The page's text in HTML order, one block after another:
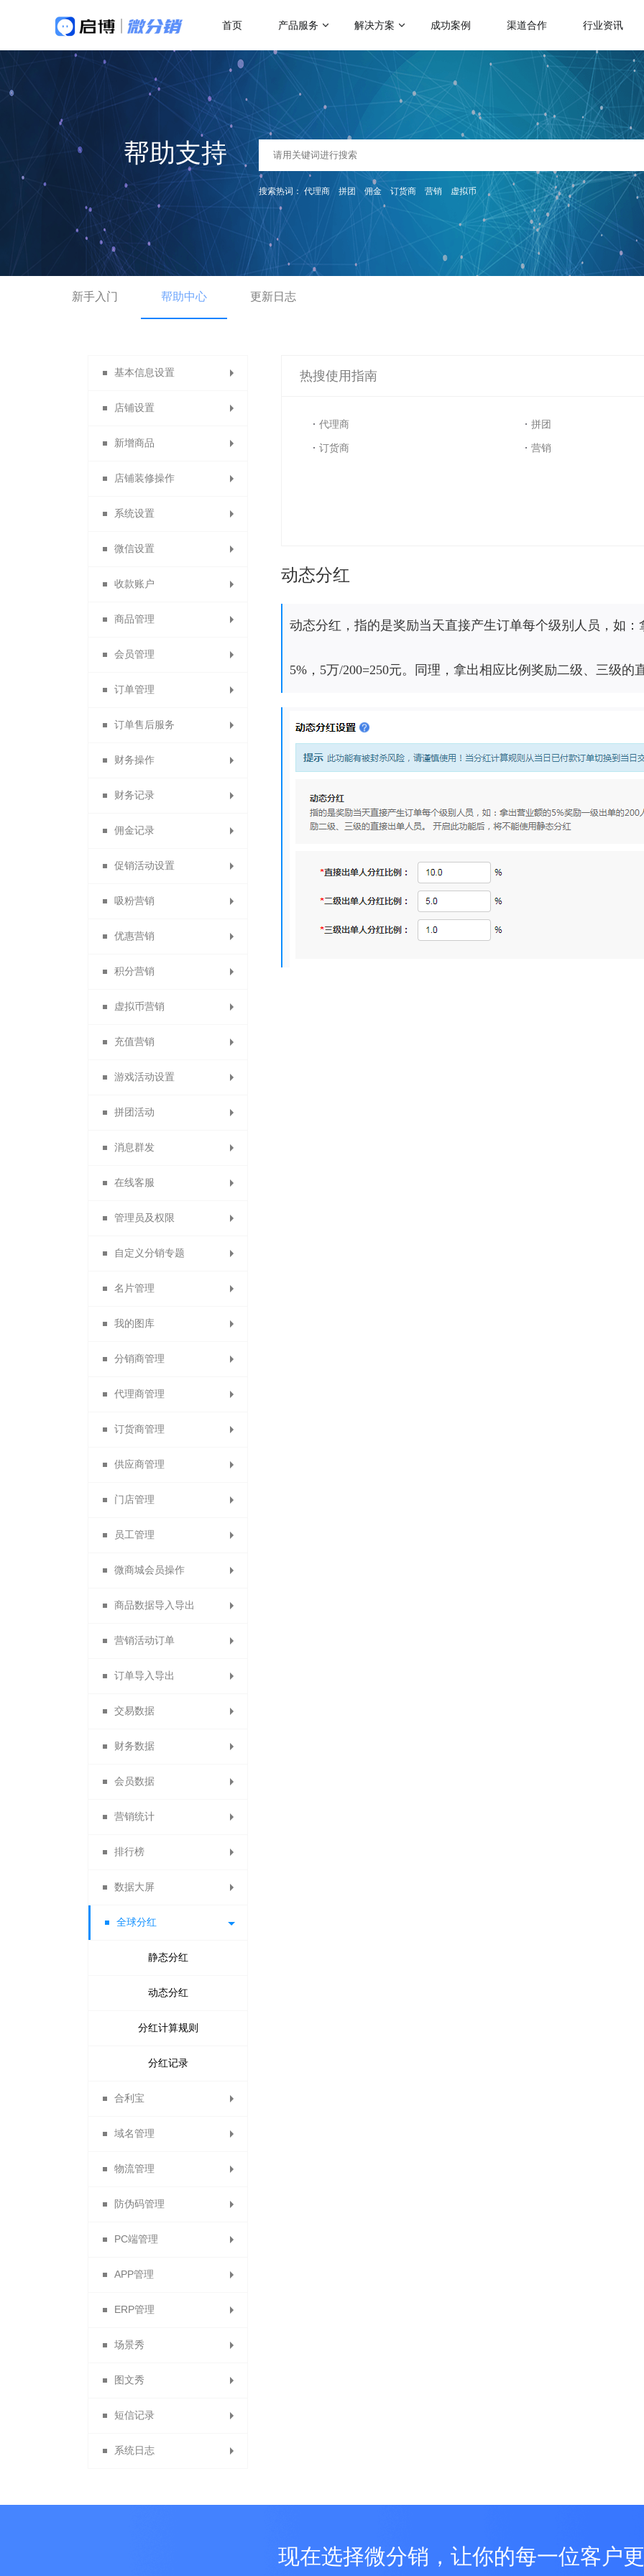
首页 产品服务 解决方案 成功案例 渠道合作 行业资讯
做社交电商，找启博
微分销
快速搭建微信分销商城
分销小程序
专注裂变的分销小程序
直播分销
私域直播分销带货系统
视频号直播
抢占视频号流量阵地
二级分销 会员营销
代理分销 满额包邮
多人拼团
积分商城 砍价
云仓礼包
社区团购 周期购
了解更多产品功能 >
热门运营玩法
二级分销模式
帮助企业裂变分销拓客
快速搭建代理招商分润系统
会员制电商模式
快速搭建云集、贝店模式
社群团购模式
整合社群资源及团购供应链
母婴行业解决方案
一站式赋能母婴品牌商智慧经营
行业销售渠道解决方案
帮助商家拓展销售新渠道
直播带货解决方案
开通微信+小程序+APP直播带货系统
积分商城解决方案
跨境电商解决方案
助力商家拓展全球跨境电商业务
传统微商转型解决方案
帮助微商搭建代理分润体系
微运营解决方案
助商家快速上手商城运营
关于我们
18年专注全产业SaaS产品服务
帮助支持
搜索热词： 代理商 拼团 佣金 订货商 营销 虚拟币
新手入门 帮助中心 更新日志
基本信息设置
系统设置
店铺设置
店铺导航
店铺主页
会员主页
分销说明
商品列表导航
自定义通用模块
商品详情页
商品限购提示页
新增商品
商品分类
自定义类目
发布商品
商品分组
店铺装修操作
主页装修
模块装修
系统设置
货到付款
店铺信息
功能名称设置
提现设置
云账户设置
找人代付
线下付款
货到付款
自动确认收货设置
自动取消订单
浮动公告设置
服务承诺
修改密码
第三方登录管理
安粉宝
传播宝
微信设置
消息设置
微信设置
消息设置
模板消息
自定义菜单
素材库管理
首次关注
自动回复
信息托管
客服功能
一键关注
开通指引
收款账户
合利宝分账
微信收款账号
支付宝收款账号
paypal收款账号
京东支付
贝宝收款账号
银联支付收款账号
快钱
易宝收款账号
开联通
代收款结算平台
商品管理
出售中的商品
仓库中的商品
已售罄的商品
批量修改商品
警戒商品
会员管理
会员列表
会员设置
会员等级
会员卡
会员权益
会员分组
会员导出
备份会员导入
批量修改会员
订单管理
所有订单
虚拟库存订单
删除日志
批量发货
订单售后服务
退换货审核
商品评价
退货理由
付款查询
退换货设置
财务操作
代理商业绩奖励
提现申请管理
佣金转余额申请列表
线下充值管理
分账审核
代理商推荐奖
代理商业绩奖
代理商管理奖
订货商推荐奖审核
订货商业绩奖
订货商业绩奖励
订货商管理奖
供应商提现申请
拼团退款申请
财务记录
供应商提现记录
提现记录
驳回记录
分账记录
红包记录
账号充值记录
供应商提现申请
资金监控日志
佣金记录
分销商佣金
代理商佣金
订货商佣金
门店佣金
员工佣金
招商经理佣金
调整佣金日志
促销活动设置
限时秒杀
限时打折
拼团活动
砍价设置
试用活动设置
周期购
满额包邮
满减优惠
搭配套餐
打包一口价
首单立减
支付有礼活动
吸粉营销
投票管理
拍卖活动
众筹列表
众筹装修
微夺宝管理
微助力管理
微现场
生日营销
抢红包拉粉丝
X+1链动分销
优惠营销
优惠券管理
优惠券大礼包
优惠码管理
扫码送优惠券设置
关注送优惠券
分享送优惠券
购物送优惠券
购物分享得优惠券
积分营销
积分日志
每日签到设置
积分抵现
消费送积分
关注送积分
分享送积分
评价送积分
积分兑换商品
积分兑换红包
首次消费送积分
虚拟币营销
虚拟币日志
虚拟币比例
虚拟币抵现
充值营销
充值优惠
充值送积分
充值送优惠券
充值升等级
充值成为分销商
购物卡管理
充值成为代理商
充值成为订货商
游戏活动设置
幸运大转盘
疯狂砸金蛋
好运翻翻看
骰子大王
拼团活动
拼团活动管理
消息群发
微信群发
短信群发
站内信
在线客服
开通在线客服
微聊客服管理
管理员及权限
管理员
权限角色
自定义分销专题
专题分类
分销专题
名片管理
会员名片
分销名片
代理商名片
订货商名片
清除名片缓存
我的图库
图片分类
图文列表
分销商管理
分销商管理
分销商设置
分销商审核
分销商等级
分销商分组
分销商导出
佣金排名设置
分销申请设置
分销商自动审核设置
分销商自动延期
默认分销商等级
代理商管理
代理商管理
代理商设置
加盟申请设置
代理商审核
设置代理商
代理商导出
代理商推荐奖
代理商销售奖
代理商团队业绩
代理商业绩奖励规则
团队管理奖
订货商管理
订货商管理
订货商设置
订货商审核
设置订货商
订货商推荐奖
订货商销售奖
团队业绩奖
订货商团队业绩
团队管理奖
供应商管理
供应商管理
供应商设置
增加供应商
供应商审核
供应商类型
店铺标签
导出供应商
供应商公告
招商经理管理
供应商商品审核
供应商门店审核
商品统计
订单统计
供应商财务报表
门店管理
门店等级
门店管理和门店设置
门店申请
门店审核
设置门店
门店分组
门店行业
门店收款码
员工管理
员工管理
设置员工
员工等级
会员分组
微商城会员操作
分销商品
微社区
商品数据导入导出
数据包导入
1688商品导入
备份商品导入
商品导出
商品助手
淘宝商品
营销活动订单
营销活动订单
积分兑换订单
订单导入导出
导出订单
备份订单导入
导出身份证图片
交易数据
交易概况
商品概况
订单统计
退换货统计
商品统计
财务数据
提现统计
充值统计
会员数据
会员概况
代理商概况
会员分析
营销统计
优惠券统计
拼团统计
试用统计
秒杀统计
排行榜
商品销售排行
数据排名
数据大屏
数据大屏
全球分红
静态分红
动态分红
分红计算规则
分红记录
合利宝
合利宝交易
域名管理
免费申请域名
绑定域名
物流管理
运费模板
电子面单
快递单模板列表
顺丰电子面单
提货点管理
防伪码管理
防伪设置
防伪码批次列表
PC端管理
导航管理
客服QQ
单页管理与添加单页
PC端首页装修
商品列表页装修
APP管理
APP下载
商家版APP
ERP管理
场景秀
我的场景
表单数据中心
图文秀
我的图文
图文中心
短信记录
短信发送记录
系统日志
热搜使用指南
代理商 拼团
订货商 营销
动态分红
动态分红，指的是奖励当天直接产生订单每个级别人员，如
5%，5万/200=250元。同理，拿出相应比例奖励二级、三级的
现在选择微分销，让你的每一位客户